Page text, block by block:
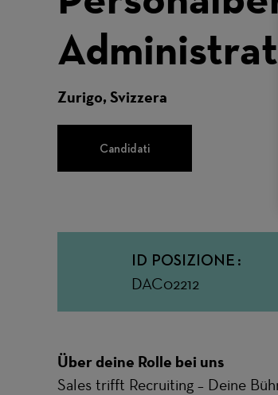
Zurigo, Svizzera
Candidati
ID POSIZIONE
DAC02212
Über deine Rolle bei uns
Sales trifft Recruiting – Deine